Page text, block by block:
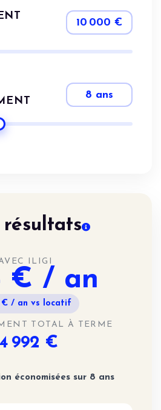
10 000 €
8 ans
résultats
ILIGI
€ / an
€ / an vs locatif
TOTAL À TERME
992 €
économisées sur 8 ans